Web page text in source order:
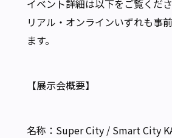
イベント詳細は以下をご覧くださ
リアル・オンラインいずれも事
ます。
【展示会概要】
名称：Super City / Smart City